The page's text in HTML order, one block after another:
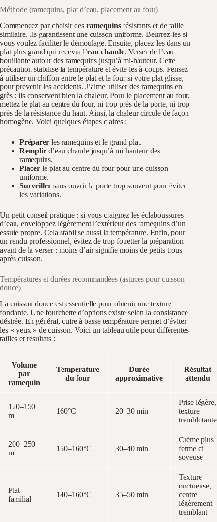
Méthode (ramequins, plat d’eau, placement au four)
Commencez par choisir des ramequins résistants et de taille
similaire. Ils garantissent une cuisson uniforme. Beurrez-les si
vous voulez faciliter le démoulage. Ensuite, placez-les dans un
plat plus grand qui recevra l’eau chaude. Verser de l’eau
bouillante autour des ramequins jusqu’à mi-hauteur. Cette
précaution stabilise la température et évite les à-coups. Pensez
à utiliser un chiffon entre le plat et le four si votre plat glisse,
pour prévenir les accidents. J’aime utiliser des ramequins en
grès : ils conservent bien la chaleur. Pour le placement au four,
mettez le plat au centre du four, ni trop près de la porte, ni trop
près de la résistance du haut. Ainsi, la chaleur circule de façon
homogène. Voici quelques étapes claires :
Préparer les ramequins et le grand plat.
Remplir d’eau chaude jusqu’à mi-hauteur des
ramequins.
Placer le plat au centre du four pour une cuisson
uniforme.
Surveiller sans ouvrir la porte trop souvent pour éviter
les variations.
Un petit conseil pratique : si vous craignez les éclaboussures
d’eau, enveloppez légèrement l’extérieur des ramequins d’un
essuie propre. Cela stabilise aussi la température. Enfin, pour
un rendu professionnel, évitez de trop fouetter la préparation
avant de la verser : moins d’air signifie moins de petits trous
après cuisson.
Températures et durées recommandées (astuces pour cuisson
douce)
La cuisson douce est essentielle pour obtenir une texture
fondante. Une fourchette d’options existe selon la consistance
désirée. En général, cuire à basse température permet d’éviter
les « yeux » de cuisson. Voici un tableau utile pour différentes
tailles et résultats :
Volume
par
ramequin
Température
du four
Durée
approximative
Résultat
attendu
120–150
ml
160°C 20–30 min
Prise légère,
texture
tremblotante
200–250
ml
150–160°C 30–40 min
Crème plus
ferme et
soyeuse
Plat
familial
140–160°C 35–50 min
Texture
onctueuse,
centre
légèrement
tremblant